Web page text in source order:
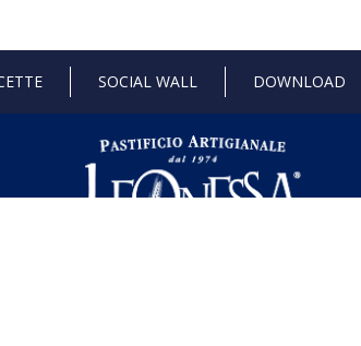
SOCIAL WALL DOWNLOAD